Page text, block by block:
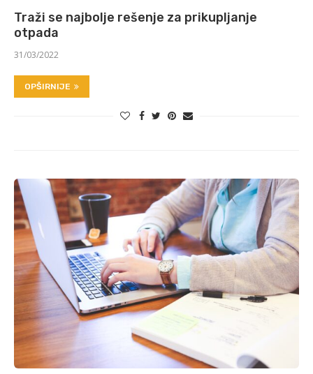
Traži se najbolje rešenje za prikupljanje
otpada
31/03/2022
OPŠIRNIJE